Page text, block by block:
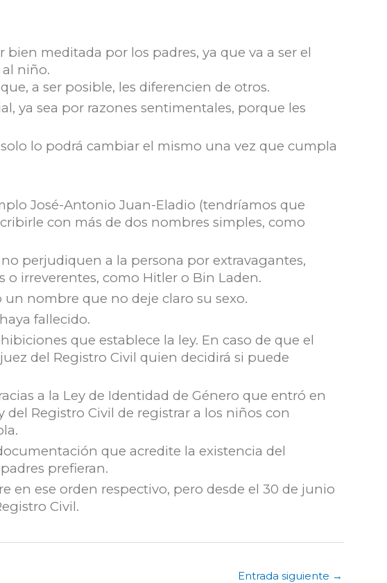
meditada por los padres, ya que va a ser el
niño.
a ser posible, les diferencien de otros.
ya sea por razones sentimentales, porque les
lo podrá cambiar el mismo una vez que cumpla
José-Antonio Juan-Eladio (tendríamos que
con más de dos nombres simples, como
perjudiquen a la persona por extravagantes,
irreverentes, como Hitler o Bin Laden.
nombre que no deje claro su sexo.
fallecido.
que establece la ley. En caso de que el
del Registro Civil quien decidirá si puede
a la Ley de Identidad de Género que entró en
Registro Civil de registrar a los niños con
que acredite la existencia del
prefieran.
en ese orden respectivo, pero desde el 30 de junio
Civil.
Entrada siguiente →